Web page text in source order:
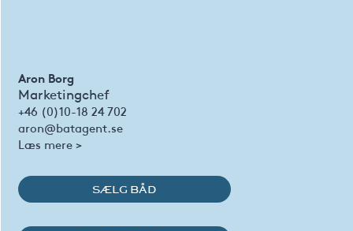
Aron Borg
Marketingchef
+46 (0)10-18 24 702
aron@batagent.se
Læs mere >
SÆLG BÅD